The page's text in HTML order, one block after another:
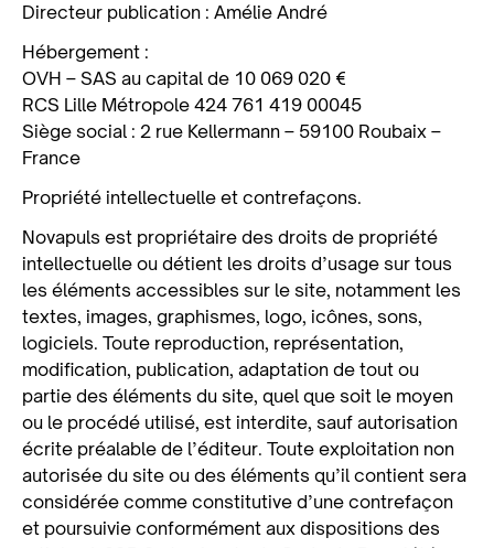
Directeur publication : Amélie André
Hébergement :
OVH – SAS au capital de 10 069 020 €
RCS Lille Métropole 424 761 419 00045
Siège social : 2 rue Kellermann – 59100 Roubaix –
France
Propriété intellectuelle et contrefaçons.
Novapuls est propriétaire des droits de propriété
intellectuelle ou détient les droits d’usage sur tous
les éléments accessibles sur le site, notamment les
textes, images, graphismes, logo, icônes, sons,
logiciels. Toute reproduction, représentation,
modification, publication, adaptation de tout ou
partie des éléments du site, quel que soit le moyen
ou le procédé utilisé, est interdite, sauf autorisation
écrite préalable de l’éditeur. Toute exploitation non
autorisée du site ou des éléments qu’il contient sera
considérée comme constitutive d’une contrefaçon
et poursuivie conformément aux dispositions des